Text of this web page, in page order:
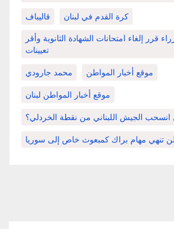
قاليباف كرة القدم في لبنان
قرر إلغاء امتحانات الشهادة الثانوية وأقر
تعيينات
محمد جارودي موقع أخبار المواطن
موقع أخبار المواطن لبنان
الجيش اللبناني من نقطة الخردلي؟
تنهي مهام براك كمبعوث خاص إلى سوريا